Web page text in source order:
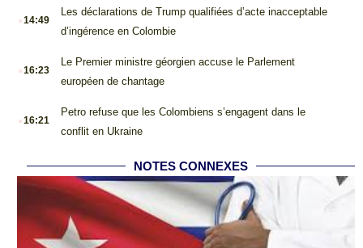
.14:49
Les déclarations de Trump qualifiées d’acte inacceptable
d’ingérence en Colombie
.16:23
Le Premier ministre géorgien accuse le Parlement
européen de chantage
.16:21
Petro refuse que les Colombiens s’engagent dans le
conflit en Ukraine
NOTES CONNEXES